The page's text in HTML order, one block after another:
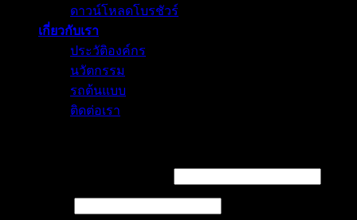
ดาวน์โหลดโบรชัวร์
เกี่ยวกับเรา
ประวัติองค์กร
นวัตกรรม
รถต้นแบบ
ติดต่อเรา